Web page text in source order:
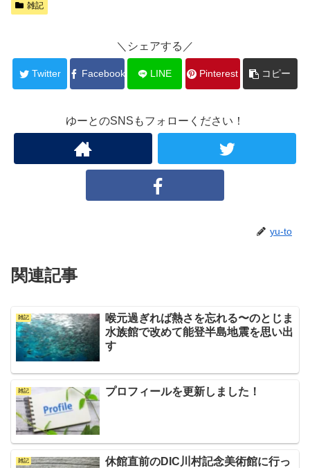
雑記
＼シェアする／
Twitter Facebook LINE Pinterest コピー
ゆーとのSNSもフォローください！
yu-to
関連記事
雑記
喉元過ぎれば熱さを忘れる〜のとじま
水族館で改めて能登半島地震を思い出
す
雑記 プロフィールを更新しました！
雑記
休館直前のDIC川村記念美術館に行っ